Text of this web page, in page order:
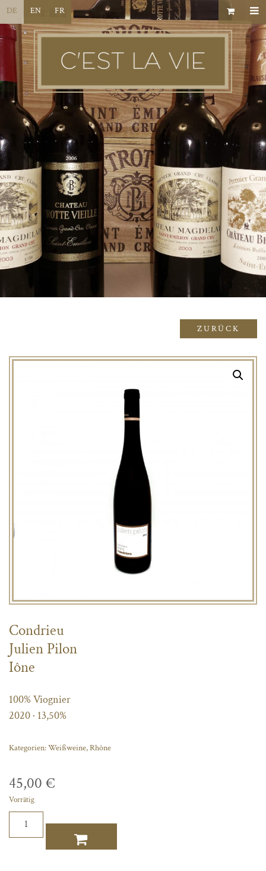
DE EN FR
ZURÜCK
Condrieu
Julien Pilon
Iône
100% Viognier
2020 · 13,50%
Kategorien:Weißweine,Rhône
45,00 €
Vorrätig
Julien
Pilon